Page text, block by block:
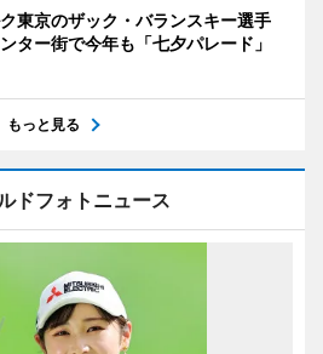
東京のザック・バランスキー選手
ター街で今年も「七夕パレード」
もっと見る
ドフォトニュース